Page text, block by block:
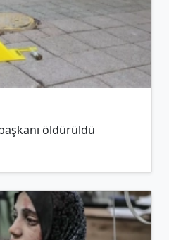
öldürüldü